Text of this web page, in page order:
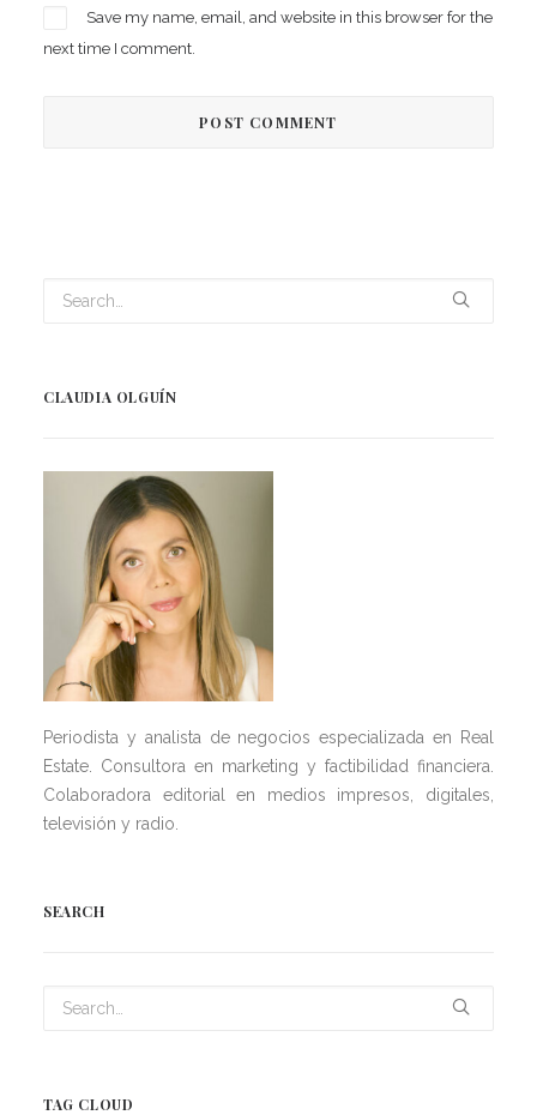
Save my name, email, and website in this browser for the
next time I comment.
CLAUDIA OLGUÍN
Periodista y analista de negocios especializada en Real
Estate. Consultora en marketing y factibilidad financiera.
Colaboradora editorial en medios impresos, digitales,
televisión y radio.
SEARCH
TAG CLOUD